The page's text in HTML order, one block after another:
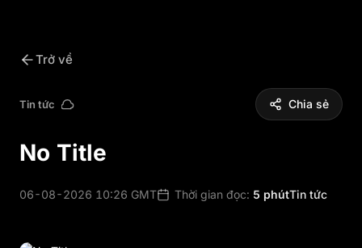
Trở về
Tin tức Chia sẻ
No Title
06-08-2026 10:26 GMT Thời gian đọc: 5 phútTin tức